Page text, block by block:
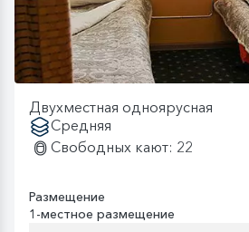
Двухместная одноярусная
Средняя
Свободных кают: 22
Размещение
1-местное размещение